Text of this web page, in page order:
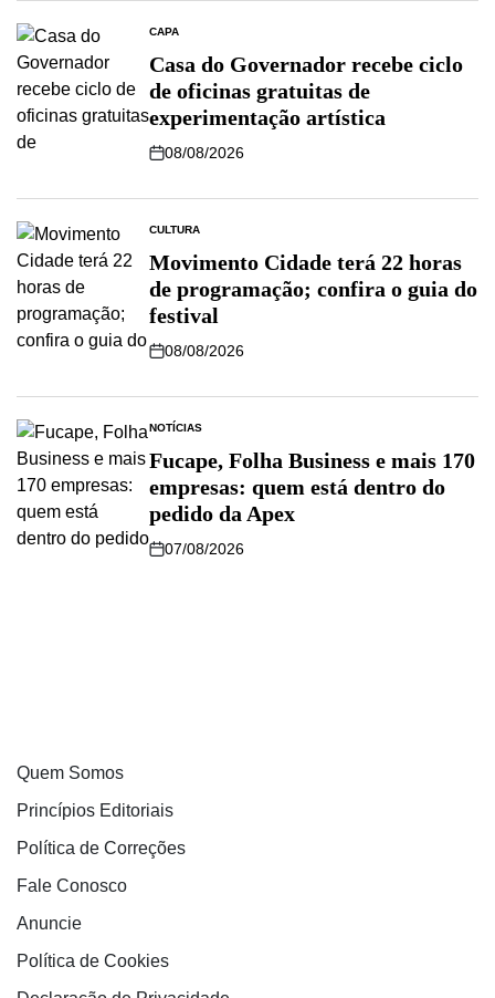
CAPA
Casa do Governador recebe ciclo
de oficinas gratuitas de
experimentação artística
08/08/2026
CULTURA
Movimento Cidade terá 22 horas
de programação; confira o guia do
festival
08/08/2026
NOTÍCIAS
Fucape, Folha Business e mais 170
empresas: quem está dentro do
pedido da Apex
07/08/2026
Quem Somos
Princípios Editoriais
Política de Correções
Fale Conosco
Anuncie
Política de Cookies